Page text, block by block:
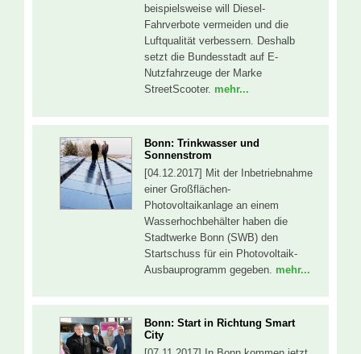
beispielsweise will Diesel-
Fahrverbote vermeiden und die
Luftqualität verbessern. Deshalb
setzt die Bundesstadt auf E-
Nutzfahrzeuge der Marke
StreetScooter. mehr...
Bonn: Trinkwasser und
Sonnenstrom
[04.12.2017] Mit der Inbetriebnahme
einer Großflächen-
Photovoltaikanlage an einem
Wasserhochbehälter haben die
Stadtwerke Bonn (SWB) den
Startschuss für ein Photovoltaik-
Ausbauprogramm gegeben. mehr...
Bonn: Start in Richtung Smart
City